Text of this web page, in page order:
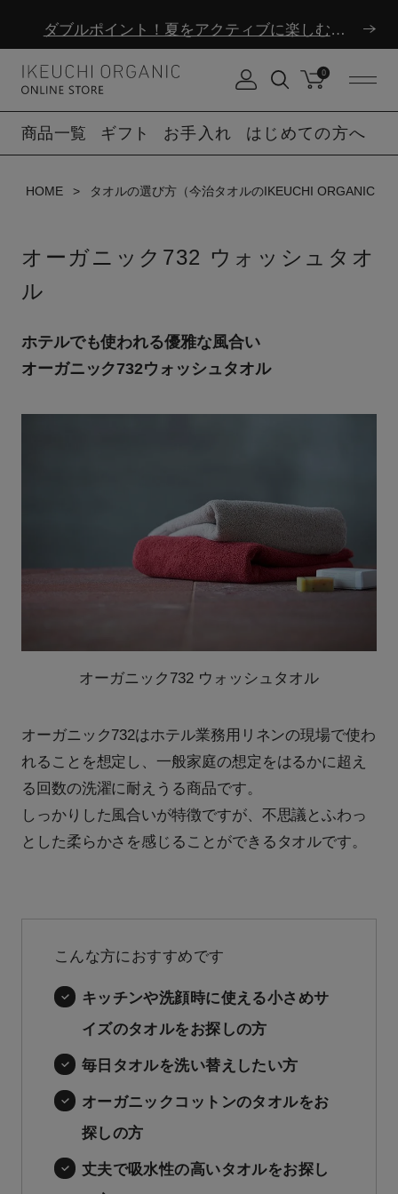
夏季休業のお知らせ
ダブルポイント！夏をアクティブに楽しむ夏タオル
0
商品一覧 ギフト お手入れ はじめての方へ
HOME タオルの選び方（今治タオルのIKEUCHI ORGANIC）
オーガニック732 ウォッシュタオ
ル
ホテルでも使われる優雅な風合い
オーガニック732ウォッシュタオル
オーガニック732 ウォッシュタオル
オーガニック732はホテル業務用リネンの現場で使わ
れることを想定し、一般家庭の想定をはるかに超え
る回数の洗濯に耐えうる商品です。
しっかりした風合いが特徴ですが、不思議とふわっ
とした柔らかさを感じることができるタオルです。
こんな方におすすめです
キッチンや洗顔時に使える小さめサ
イズのタオルをお探しの方
毎日タオルを洗い替えしたい方
オーガニックコットンのタオルをお
探しの方
丈夫で吸水性の高いタオルをお探し